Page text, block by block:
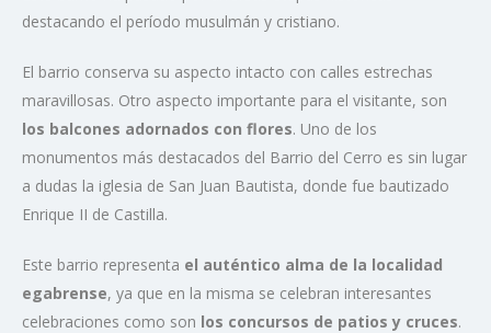
destacando el período musulmán y cristiano.
El barrio conserva su aspecto intacto con calles estrechas
maravillosas. Otro aspecto importante para el visitante, son
los balcones adornados con flores. Uno de los
monumentos más destacados del Barrio del Cerro es sin lugar
a dudas la iglesia de San Juan Bautista, donde fue bautizado
Enrique II de Castilla.
Este barrio representa el auténtico alma de la localidad
egabrense, ya que en la misma se celebran interesantes
celebraciones como son los concursos de patios y cruces.